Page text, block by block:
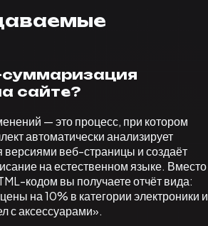
суммаризация
сайте?
— это процесс, при котором
автоматически анализирует
версиями веб-страницы и создаёт
на естественном языке. Вместо
кодом вы получаете отчёт вида:
на 10% в категории электроники и
с аксессуарами».